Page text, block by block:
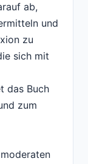
ab,
und
zu
sich mit
das Buch
zum